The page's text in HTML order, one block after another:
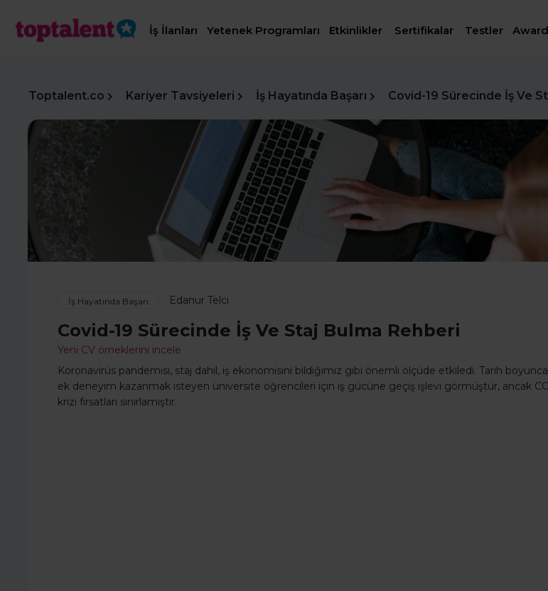
İş İlanları Yetenek Programları Etkinlikler Sertifikalar Testler
Toptalent.co Kariyer Tavsiyeleri İş Hayatında Başarı Covid-19 Sürecinde İş Ve
İş Hayatında Başarı Edanur Telci
Covid-19 Sürecinde İş Ve Staj Bulma Rehberi
Yeni CV örneklerini incele
Koronavirüs pandemisi, staj dahil, iş ekonomisini bildiğimiz gibi önemli ölçüde etkiledi. Tarih
ek deneyim kazanmak isteyen üniversite öğrencileri için iş gücüne geçiş işlevi görmüştür, ancak
krizi fırsatları sınırlamıştır.